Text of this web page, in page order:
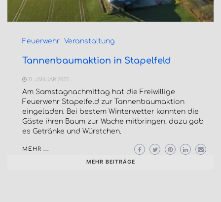
Feuerwehr Veranstaltung
Tannenbaumaktion in Stapelfeld
11. JANUAR 2025
Am Samstagnachmittag hat die Freiwillige
Feuerwehr Stapelfeld zur Tannenbaumaktion
eingeladen. Bei bestem Winterwetter konnten die
Gäste ihren Baum zur Wache mitbringen, dazu gab
es Getränke und Würstchen.
MEHR ...
MEHR BEITRÄGE